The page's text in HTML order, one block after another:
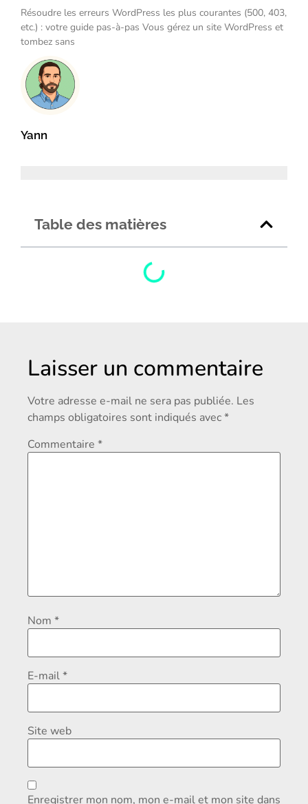
Yann
Table des matières
Résoudre les erreurs WordPress les plus courantes (500, 403,
etc.) : votre guide pas-à-pas Vous gérez un site WordPress et
tombez sans
Laisser un commentaire
Votre adresse e-mail ne sera pas publiée. Les
champs obligatoires sont indiqués avec*
Commentaire *
Nom *
E-mail*
Site web
Enregistrer mon nom, mon e-mail et mon site dans